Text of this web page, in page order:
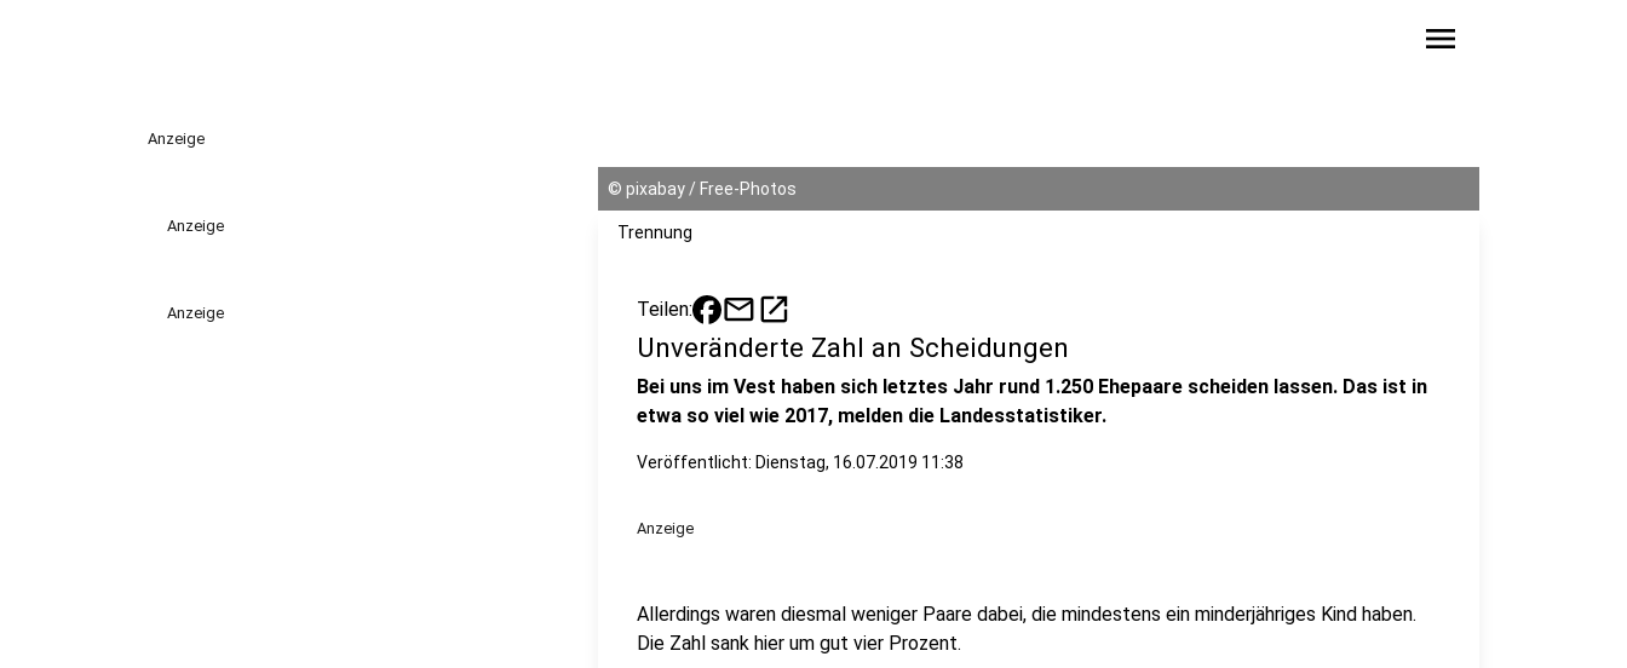
menu
Anzeige
Anzeige
Anzeige
© pixabay / Free-Photos
Trennung
Teilen: mailopen_in_new
Unveränderte Zahl an Scheidungen
Bei uns im Vest haben sich letztes Jahr rund 1.250 Ehepaare scheiden lassen. Das ist in
etwa so viel wie 2017, melden die Landesstatistiker.
Veröffentlicht: Dienstag, 16.07.2019 11:38
Anzeige
Allerdings waren diesmal weniger Paare dabei, die mindestens ein minderjähriges Kind haben.
Die Zahl sank hier um gut vier Prozent.